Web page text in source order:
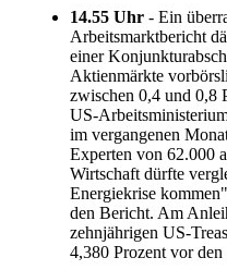
14.55 Uhr - Ein
Arbeitsmarktbericht
einer
Aktienmärkte
zwischen 0,4 und 0,8
US-
im vergangenen
Experten von 62.000
Wirtschaft dürfte
Energiekrise
den Bericht. Am
zehnjährigen US-
4,380 Prozent vor den